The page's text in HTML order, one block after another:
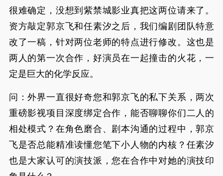
很难确定，没想到紫禁城影业真把这两位请来了。
资方敲定郭京飞和任素汐之后，我们编剧团队特意
改了一稿，针对两位老师的特点进行修改。这也是
两人的第一次合作，好演员在一起撞击的火花，一
定是巨大的化学反应。
问：外界一直很好奇您和郭京飞的私下关系，两次
重磅影视项目深度绑定合作，能否聊聊你们二人的
相处模式？在角色磨合、剧本沟通的过程中，郭京
飞是否总能精准读懂您笔下小人物的内核？任素汐
也是大家认可的演技派，您在合作中对她的演技印